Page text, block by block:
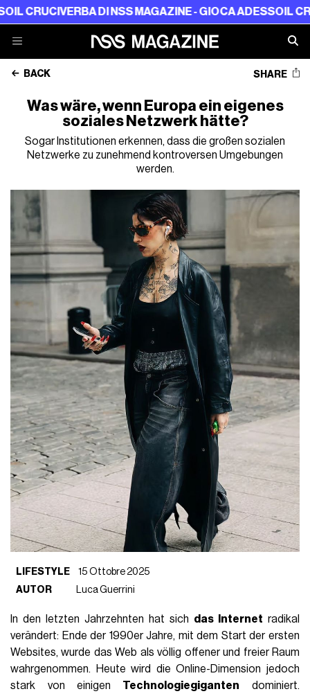
DI NSS MAGAZINE - GIOCA ADESSOIL
BACK SHARE
Was wäre, wenn Europa ein eigenes
soziales Netzwerk hätte?
Sogar Institutionen erkennen, dass die großen sozialen
Netzwerke zu zunehmend kontroversen Umgebungen
werden.
LIFESTYLE
15 Ottobre 2025
AUTOR
Luca Guerrini
In den letzten Jahrzehnten hat sich das Internet radikal
verändert: Ende der 1990er Jahre, mit dem Start der ersten
Websites, wurde das Web als völlig offener und freier Raum
wahrgenommen. Heute wird die Online-Dimension jedoch
stark von einigen Technologiegiganten dominiert.